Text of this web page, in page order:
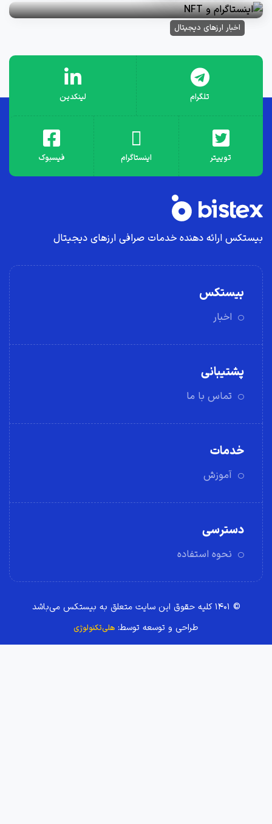
اخبار ارزهای دیجیتال
تلگرام لینکدین
توییتر اینستاگرام فیسبوک
بیستکس ارائه دهنده خدمات صرافی ارز‌های دیجیتال
بیستکس
اخبار
پشتیبانی
تماس با ما
خدمات
آموزش
دسترسی
نحوه استفاده
© ۱۴۰۱ کلیه حقوق این سایت متعلق به بیستکس می‌باشد
طراحی و توسعه توسط: هلی‌تکنولوژی